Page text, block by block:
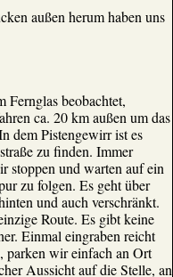
außen herum haben uns
Fernglas beobachtet,
ca. 20 km außen um das
dem Pistengewirr ist es
zu finden. Immer
stoppen und warten auf ein
zu folgen. Es geht über
und auch verschränkt.
Route. Es gibt keine
Einmal eingraben reicht
parken wir einfach an Ort
Aussicht auf die Stelle, an